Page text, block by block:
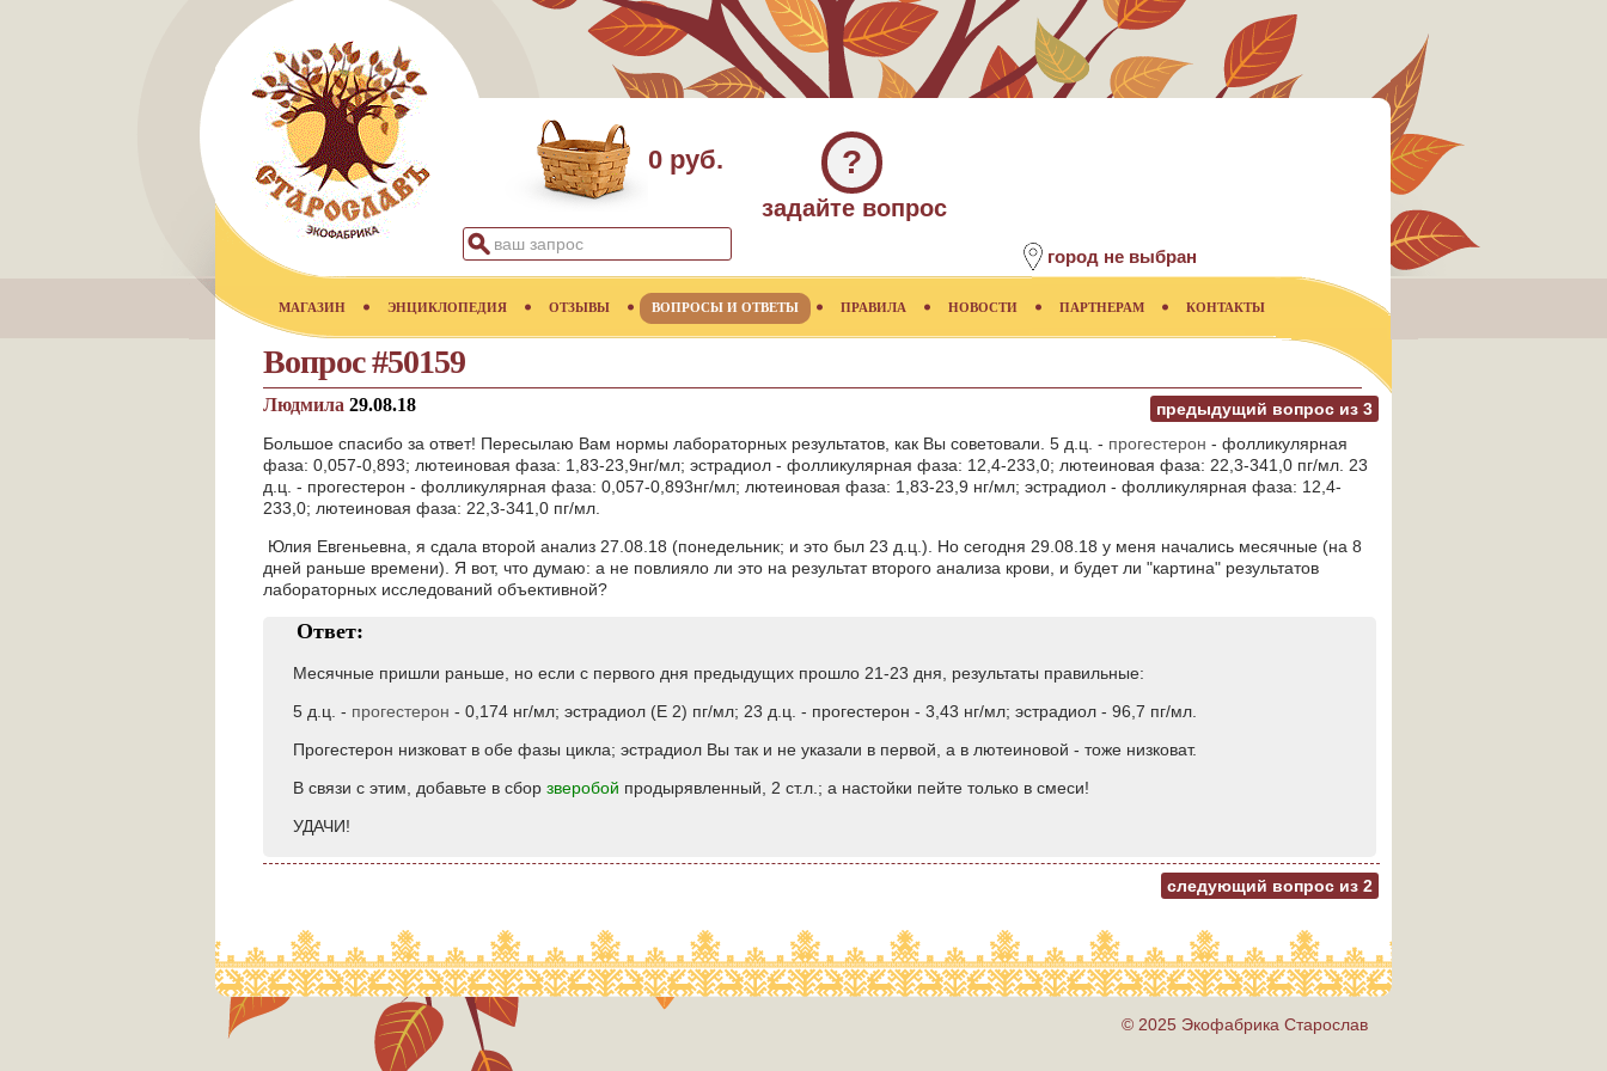
0 руб. ?
задайте вопрос
город не выбран
МАГАЗИН ЭНЦИКЛОПЕДИЯ ОТЗЫВЫ ВОПРОСЫ И ОТВЕТЫ ПРАВИЛА НОВОСТИ ПАРТНЕРАМ КОНТАКТЫ
Вопрос #50159
предыдущий вопрос из 3
Людмила 29.08.18
Большое спасибо за ответ! Пересылаю Вам нормы лабораторных результатов, как Вы советовали. 5 д.ц. - прогестерон - фолликулярная
фаза: 0,057-0,893; лютеиновая фаза: 1,83-23,9нг/мл; эстрадиол - фолликулярная фаза: 12,4-233,0; лютеиновая фаза: 22,3-341,0 пг/мл. 23
д.ц. - прогестерон - фолликулярная фаза: 0,057-0,893нг/мл; лютеиновая фаза: 1,83-23,9 нг/мл; эстрадиол - фолликулярная фаза: 12,4-
233,0; лютеиновая фаза: 22,3-341,0 пг/мл.
Юлия Евгеньевна, я сдала второй анализ 27.08.18 (понедельник; и это был 23 д.ц.). Но сегодня 29.08.18 у меня начались месячные (на 8
дней раньше времени). Я вот, что думаю: а не повлияло ли это на результат второго анализа крови, и будет ли "картина" результатов
лабораторных исследований объективной?
Ответ:
Месячные пришли раньше, но если с первого дня предыдущих прошло 21-23 дня, результаты правильные:
5 д.ц. - прогестерон - 0,174 нг/мл; эстрадиол (Е 2) пг/мл; 23 д.ц. - прогестерон - 3,43 нг/мл; эстрадиол - 96,7 пг/мл.
Прогестерон низковат в обе фазы цикла; эстрадиол Вы так и не указали в первой, а в лютеиновой - тоже низковат.
В связи с этим, добавьте в сбор зверобой продырявленный, 2 ст.л.; а настойки пейте только в смеси!
УДАЧИ!
следующий вопрос из 2
© 2025 Экофабрика Старослав